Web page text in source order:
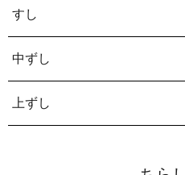
すし
中ずし
上ずし